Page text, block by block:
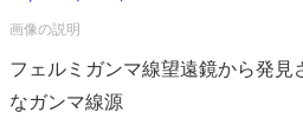
フェルミガンマ線望遠鏡から発見
なガンマ線源